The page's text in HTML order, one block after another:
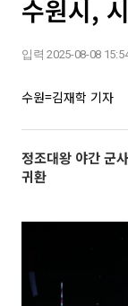
수원시,
입력 2025-08-08
수원=김재학 기자
정조대왕 야간 군
귀환